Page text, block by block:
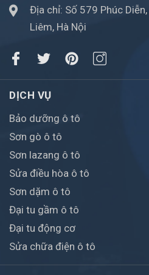
Địa chỉ: Số 579 Phúc
Liêm, Hà Nội
DỊCH VỤ
Bảo dưỡng ô tô
Sơn gò ô tô
Sơn lazang ô tô
Sửa điều hòa ô tô
Sơn dặm ô tô
Đại tu gầm ô tô
Đại tu động cơ
Sửa chữa điện ô tô